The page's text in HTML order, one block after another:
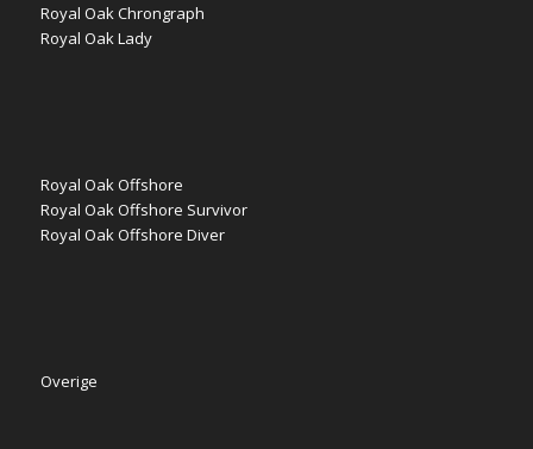
Royal Oak Chrongraph
Royal Oak Lady
Royal Oak Offshore
Royal Oak Offshore Survivor
Royal Oak Offshore Diver
Overige